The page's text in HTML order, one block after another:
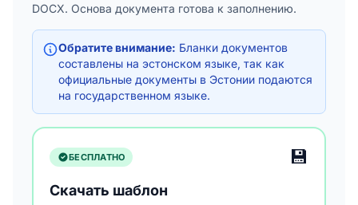
DOCX. Основа документа готова к заполнению.
Обратите внимание: Бланки документов
составлены на эстонском языке, так как
официальные документы в Эстонии подаются
на государственном языке.
БЕСПЛАТНО 💾
Скачать шаблон